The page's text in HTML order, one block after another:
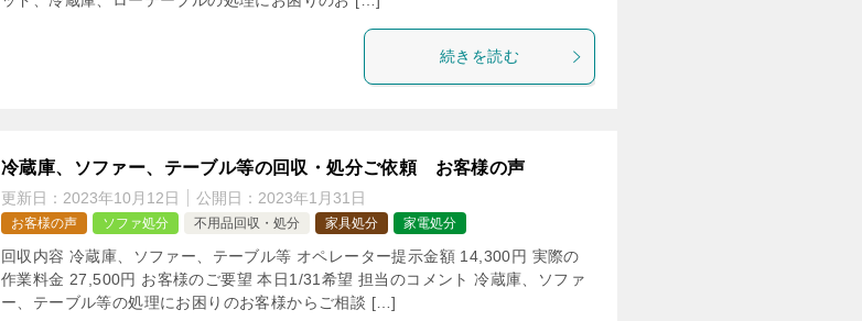
続きを読む
冷蔵庫、ソファー、テーブル等の回収・処分ご依頼 お客様の声
更新日： 2023年10月12日 公開日： 2023年1月31日
お客様の声 ソファ処分 不用品回収・処分 家具処分 家電処分
回収内容 冷蔵庫、ソファー、テーブル等 オペレーター提示金額 14,300円 実際の
作業料金 27,500円 お客様のご要望 本日1/31希望 担当のコメント 冷蔵庫、ソファ
ー、テーブル等の処理にお困りのお客様からご相談 […]